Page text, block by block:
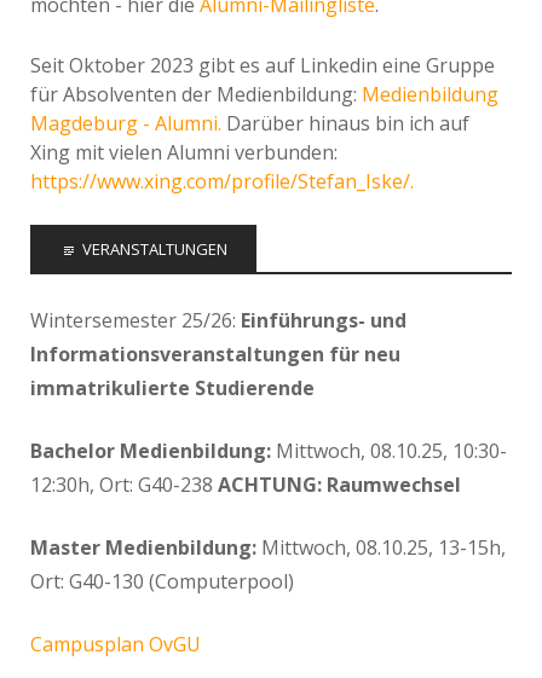
Seit Oktober 2023 gibt es auf Linkedin eine Gruppe
für Absolventen der Medienbildung: Medienbildung
Magdeburg - Alumni. Darüber hinaus bin ich auf
Xing mit vielen Alumni verbunden:
https://www.xing.com/profile/Stefan_Iske/.
VERANSTALTUNGEN
Wintersemester 25/26: Einführungs- und
Informationsveranstaltungen für neu
immatrikulierte Studierende
Bachelor Medienbildung: Mittwoch, 08.10.25, 10:30-
12:30h, Ort: G40-238 ACHTUNG: Raumwechsel
Master Medienbildung: Mittwoch, 08.10.25, 13-15h,
Ort: G40-130 (Computerpool)
Campusplan OvGU